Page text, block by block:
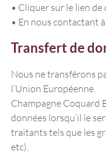
• Cliquer sur le lien
• En nous contactant
Transfert de
Nous ne transférons
l’Union Européenne.
Champagne Coquard
données lorsqu’il le
traitants tels que les
etc).